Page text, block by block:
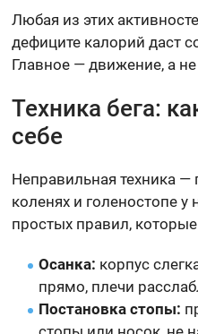
Любая из этих
дефиците калорий даст
Главное — движение, а
Техника бега:
себе
Неправильная техника —
коленях и голеностопе
простых правил,
Осанка: корпус
прямо, плечи
Постановка стопы: